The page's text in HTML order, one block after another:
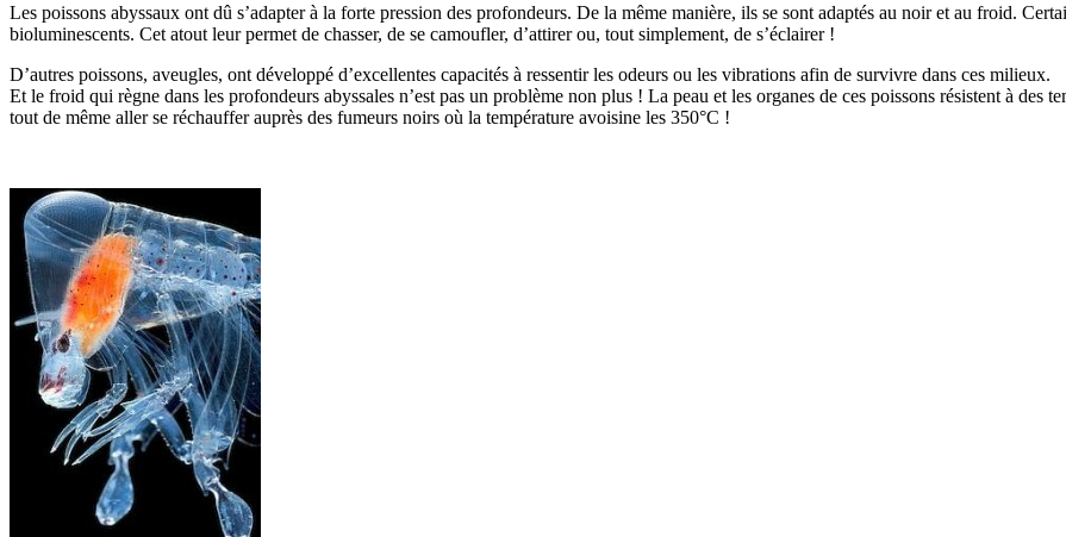
Les poissons abyssaux ont dû s’adapter à la forte pression des profondeurs. De la même manière, ils se sont adaptés au noir et au froid.
bioluminescents. Cet atout leur permet de chasser, de se camoufler, d’attirer ou, tout simplement, de s’éclairer !
D’autres poissons, aveugles, ont développé d’excellentes capacités à ressentir les odeurs ou les vibrations afin de survivre dans ces milieux.
Et le froid qui règne dans les profondeurs abyssales n’est pas un problème non plus ! La peau et les organes de ces poissons résistent à des
tout de même aller se réchauffer auprès des fumeurs noirs où la température avoisine les 350°C !